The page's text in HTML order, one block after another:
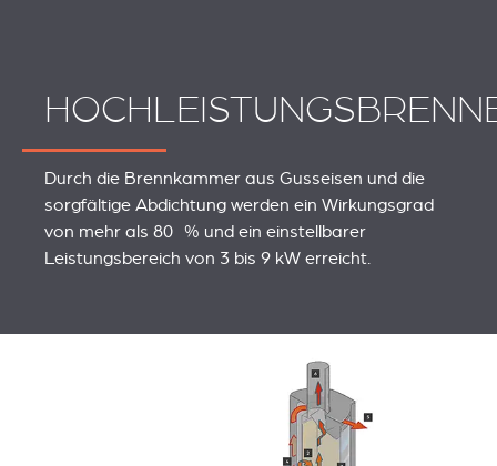
Durch die Brennkammer aus Gusseisen und die
sorgfältige Abdichtung werden ein Wirkungsgrad
von mehr als 80 % und ein einstellbarer
Leistungsbereich von 3 bis 9 kW erreicht.